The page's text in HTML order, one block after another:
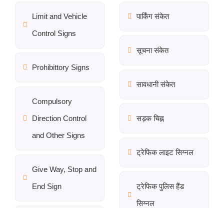
Limit and Vehicle
Control Signs
Prohibittory Signs
Compulsory
Direction Control
and Other Signs
Give Way, Stop and
End Sign
पार्किंग संकेत
सूचना संकेत
सावधानी संकेत
सड़क चिह्न
ट्रेफिक लाइट सिग्नल
ट्रेफिक पुलिस हैंड
सिग्नल